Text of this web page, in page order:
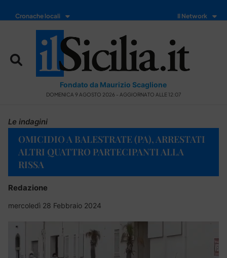
Cronache locali Il Network
Fondato da Maurizio Scaglione
DOMENICA 9 AGOSTO 2026 - AGGIORNATO ALLE 12:07
Le indagini
OMICIDIO A BALESTRATE (PA), ARRESTATI
ALTRI QUATTRO PARTECIPANTI ALLA
RISSA
Redazione
mercoledì 28 Febbraio 2024